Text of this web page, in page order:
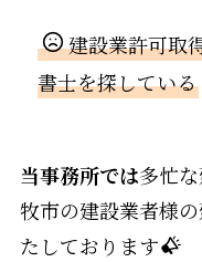
建設業許可取
書士を探している
当事務所では多忙
牧市の建設業者様
たしております